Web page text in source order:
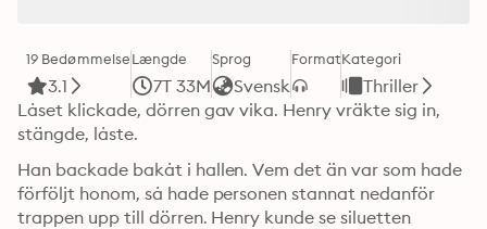
19 Bedømmelse
3.1
Længde
7T 33M
Sprog
Svensk
FormatKategori
Thriller
Låset klickade, dörren gav vika. Henry vräkte sig in,
stängde, låste.
Han backade bakåt i hallen. Vem det än var som hade
förföljt honom, så hade personen stannat nedanför
trappen upp till dörren. Henry kunde se siluetten